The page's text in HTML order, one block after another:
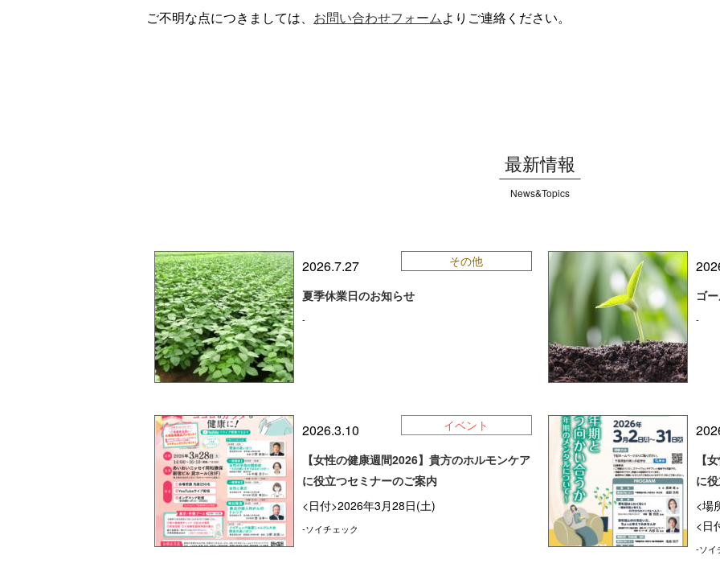
ご不明な点につきましては、 お問い合わせフォームよりご連絡ください。
最新情報
News&Topics
2026.7.27 その他
夏季休業日のお知らせ
-
ゴ
-
2026.3.10 イベント
【女性の健康週間2026】貴方のホルモンケア
に役立つセミナーのご案内
<日付>2026年3月28日(土)
-ソイチェック
【
に
<場
<日
-ソイ